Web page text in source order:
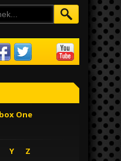
One
Y Z